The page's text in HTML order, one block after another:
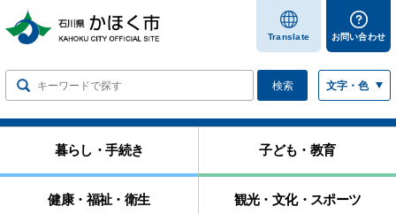
します
Translate お問い合わせ
検索 文字・色
暮らし・手続き 子ども・教育
健康・福祉・衛生 観光・文化・スポーツ